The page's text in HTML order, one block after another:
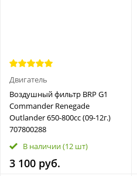
Двигатель
Воздушный фильтр BRP G1
Commander Renegade
Outlander 650-800cc (09-12г.)
707800288
В наличии(12 шт)
3 100 руб.